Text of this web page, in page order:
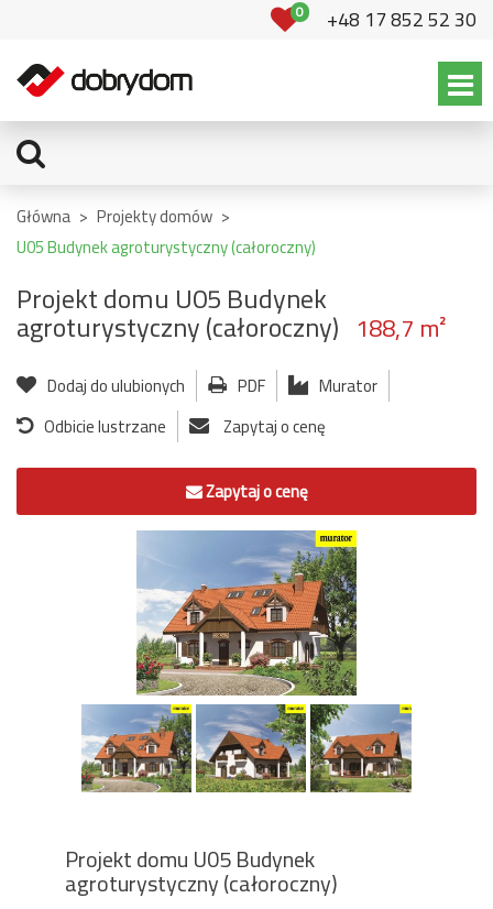
0 +48 17 852 52 30
Główna > Projekty domów >
U05 Budynek agroturystyczny (całoroczny)
Projekt domu U05 Budynek
agroturystyczny (całoroczny) 188,7 m²
Dodaj do ulubionych PDF
Murator
Odbicie lustrzane
Zapytaj o cenę
Zapytaj o cenę
Projekt domu U05 Budynek
agroturystyczny (całoroczny)